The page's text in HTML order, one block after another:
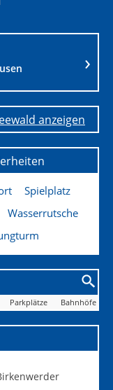
anzeigen
Spielplatz
Wasserrutsche
Bahnhöfe
Parkplätze